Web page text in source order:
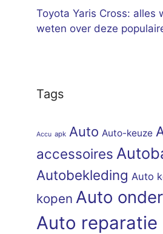
Toyota Yaris Cross: alles
weten over deze
Tags
Accu apk Auto Auto-keuze
accessoires
Autobekleding Auto
kopen Auto
Auto reparatie